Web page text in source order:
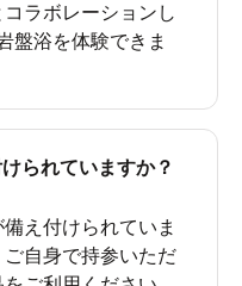
ラボレーションし
盤浴を体験できま
られていますか？
え付けられていま
自身で持参いただ